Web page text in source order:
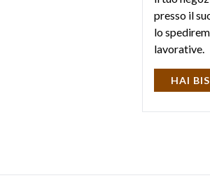
presso il
lo
lavorative.
HAI